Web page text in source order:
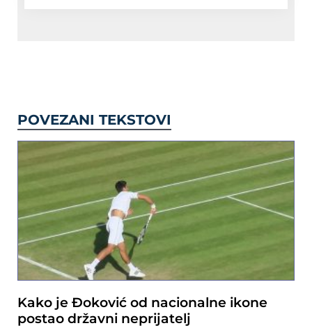
POVEZANI TEKSTOVI
Kako je Đoković od nacionalne ikone
postao državni neprijatelj